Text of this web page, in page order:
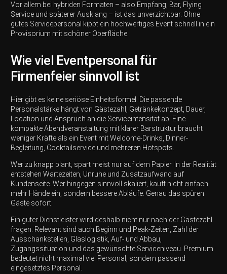
Vor allem bei hybriden Formaten – also Empfang, Bar, Flying
Service und späterer Ausklang – ist das unverzichtbar. Ohne
gutes Servicepersonal kippt ein hochwertiges Event schnell in ein
Provisorium mit schöner Oberfläche.
Wie viel Eventpersonal für
Firmenfeier sinnvoll ist
Hier gibt es keine seriöse Einheitsformel. Die passende
Personalstärke hängt von Gästezahl, Getränkekonzept, Dauer,
Location und Anspruch an die Serviceintensität ab. Eine
kompakte Abendveranstaltung mit klarer Barstruktur braucht
weniger Kräfte als ein Event mit Welcome-Drinks, Dinner-
Begleitung, Cocktailservice und mehreren Hotspots.
Wer zu knapp plant, spart meist nur auf dem Papier. In der Realität
entstehen Wartezeiten, Unruhe und Zusatzaufwand auf
Kundenseite. Wer hingegen sinnvoll skaliert, kauft nicht einfach
mehr Hände ein, sondern bessere Abläufe. Genau das spüren
Gäste sofort.
Ein guter Dienstleister wird deshalb nicht nur nach der Gästezahl
fragen. Relevant sind auch Beginn und Peak-Zeiten, Zahl der
Ausschankstellen, Glaslogistik, Auf- und Abbau,
Zugangssituation und das gewünschte Serviceniveau. Premium
bedeutet nicht maximal viel Personal, sondern passend
eingesetztes Personal.